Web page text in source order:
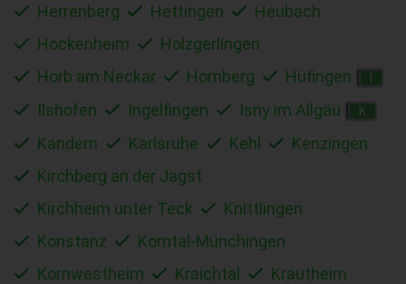
Herrenberg
Hettingen
Heubach
Hockenheim
Holzgerlingen
Horb am Neckar
Hornberg Hüfingen
Ilshofen Ingelfingen Isny im Allgäu K
Kandern Karlsruhe Kehl
Kenzingen
Kirchberg an der Jagst
Kirchheim unter Teck
Knittlingen
Konstanz
Korntal-Münchingen
Kornwestheim
Kraichtal
Krautheim